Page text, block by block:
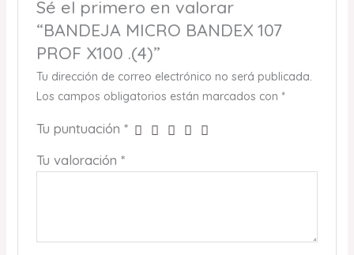
Sé el primero en valorar
“BANDEJA MICRO BANDEX 107
PROF X100 .(4)”
Tu dirección de correo electrónico no será publicada.
Los campos obligatorios están marcados con *
Tu puntuación *
Tu valoración *